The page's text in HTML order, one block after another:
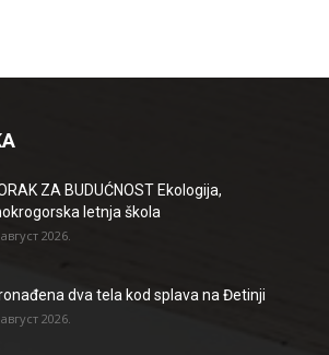
ZA BUDUĆNOST Ekologija,
letnja škola
2026.
dva tela kod splava na Đetinji
2026.